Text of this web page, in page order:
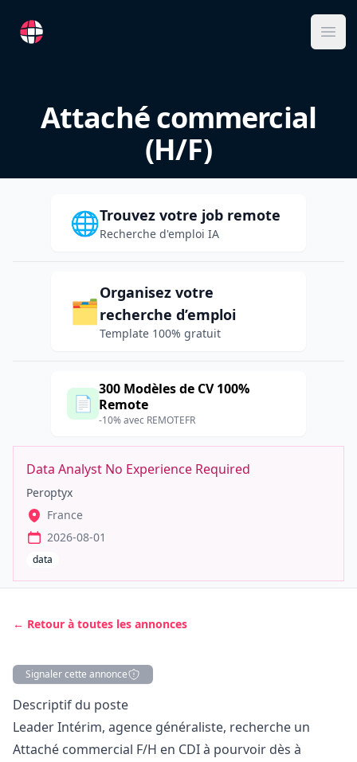
RemoteFR
Attaché commercial
(H/F)
🌐Trouvez votre job remote
Recherche d'emploi IA
🗂️
Organisez votre
recherche d’emploi
Template 100% gratuit
📄
300 Modèles de CV 100%
Remote
-10% avec REMOTEFR
Data Analyst No Experience Required
Peroptyx
France
2026-08-01
data
← Retour à toutes les annonces
Signaler cette annonce
Description
Descriptif du poste
Leader Intérim, agence généraliste, recherche un
Attaché commercial F/H en CDI à pourvoir dès à